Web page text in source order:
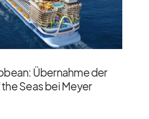
Übernahme der
Seas bei Meyer